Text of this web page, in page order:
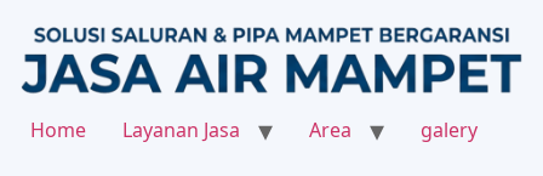
Home Layanan Jasa Area galery